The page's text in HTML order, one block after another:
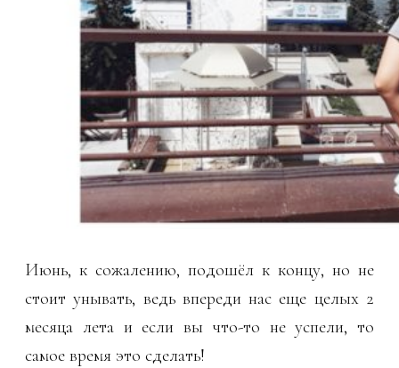
Июнь, к сожалению, подошёл к концу, но не
стоит унывать, ведь впереди нас еще целых 2
месяца лета и если вы что-то не успели, то
самое время это сделать!